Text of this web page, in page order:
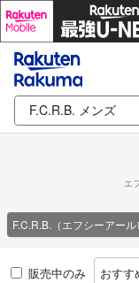
エ
F.C.R.B.（エフシーアール
販売中のみ おすす